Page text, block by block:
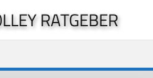
RATGEBER